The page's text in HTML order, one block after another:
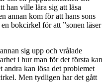
han ville lära sig att läsa
annan kom för att hans sons
bokcirkel för att ”sonen läser
sig upp och vrålade
i hur man för det första kan
kan lösa det problemet
Men tydligen har det gått